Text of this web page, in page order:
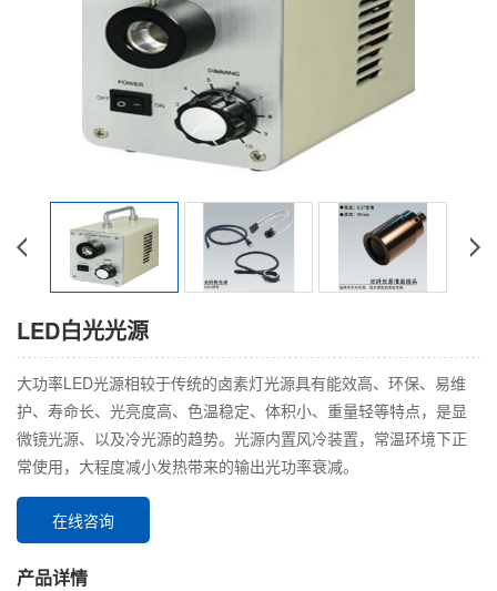
LED白光光源
大功率LED光源相较于传统的卤素灯光源具有能效高、环保、易维
护、寿命长、光亮度高、色温稳定、体积小、重量轻等特点，是显
微镜光源、以及冷光源的趋势。光源内置风冷装置，常温环境下正
常使用，大程度减小发热带来的输出光功率衰减。
在线咨询
产品详情